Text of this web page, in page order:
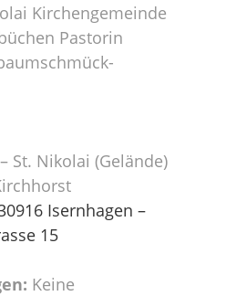
Kirchengemeinde
Pastorin
St. Nikolai (Gelände)
Isernhagen –
15
Keine